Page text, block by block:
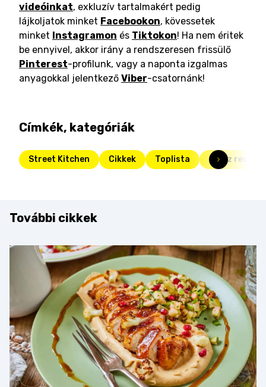
videóinkat, exkluzív tartalmakért pedig
lájkoljatok minket Facebookon, kövessetek
minket Instagramon és Tiktokon! Ha nem éritek
be ennyivel, akkor irány a rendszeresen frissülő
Pinterest-profilunk, vagy a naponta izgalmas
anyagokkal jelentkező Viber-csatornánk!
Címkék, kategóriák
Street Kitchen Cikkek Toplista Olasz
További cikkek